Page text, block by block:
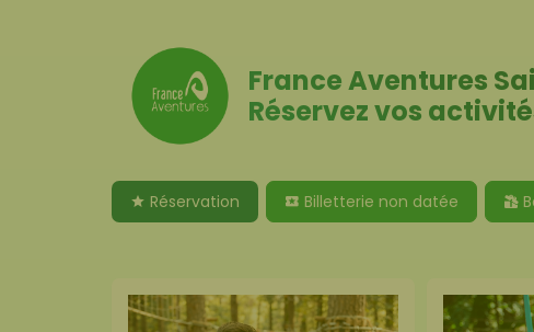
France Aventures
Réservez vos
Réservation Billetterie non datée